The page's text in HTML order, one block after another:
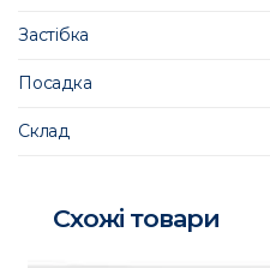
Застібка
Посадка
Склад
Схожі товари